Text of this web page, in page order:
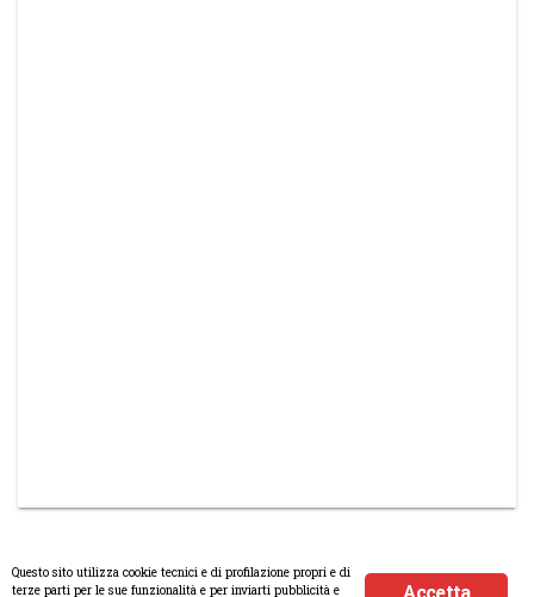
Accetta
Questo sito utilizza cookie tecnici e di profilazione propri e di
terze parti per le sue funzionalità e per inviarti pubblicità e